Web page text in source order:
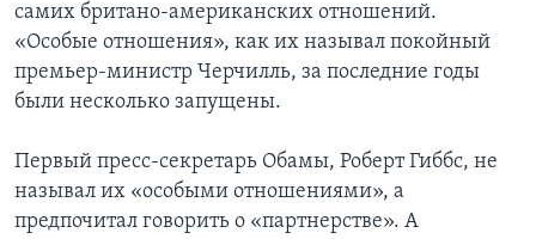
самих британо-американских отношений.
«Особые отношения», как их называл покойный
премьер-министр Черчилль, за последние годы
были несколько запущены.
Первый пресс-секретарь Обамы, Роберт Гиббс, не
называл их «особыми отношениями», а
предпочитал говорить о «партнерстве». А